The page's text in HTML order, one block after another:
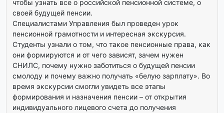
чтобы узнать все о российской пенсионной системе, о
своей будущей пенсии.
Специалистами Управления был проведен урок
пенсионной грамотности и интересная экскурсия.
Студенты узнали о том, что такое пенсионные права, как
они формируются и от чего зависят, зачем нужен
СНИЛС, почему нужно заботиться о будущей пенсии
смолоду и почему важно получать «белую зарплату». Во
время экскурсии смогли увидеть все этапы
формирования и назначения пенсии – от открытия
индивидуального лицевого счета до получения